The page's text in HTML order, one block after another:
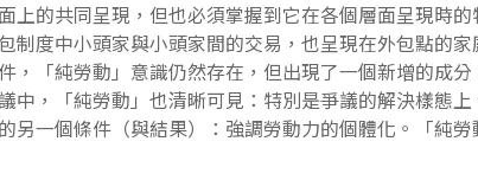
上的共同呈現，但也必須掌握到它在各個層面呈現時
度中小頭家與小頭家間的交易，也呈現在外包點的
「純勞動」意識仍然存在，但出現了一個新增的成分
，「純勞動」也清晰可見：特別是爭議的解決樣態
一個條件（與結果）：強調勞動力的個體化。「純